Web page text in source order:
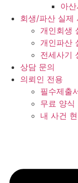
아산
회생/파산 실제
개인회생
개인파산
전세사기
상담 문의
의뢰인 전용
필수제출
무료 양식
내 사건